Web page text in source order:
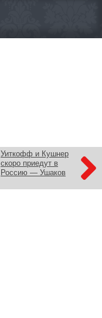
Уиткофф и Кушнер
скоро приедут в
Россию — Ушаков